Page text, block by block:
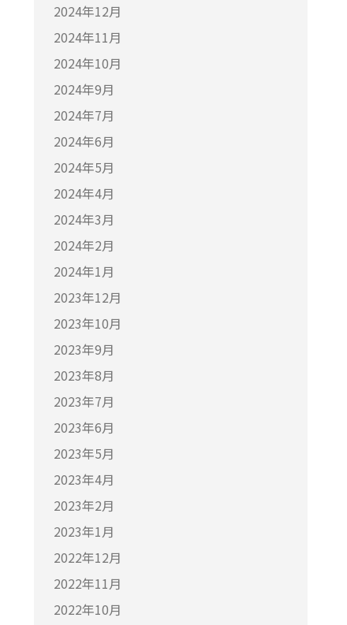
2024年12月
2024年11月
2024年10月
2024年9月
2024年7月
2024年6月
2024年5月
2024年4月
2024年3月
2024年2月
2024年1月
2023年12月
2023年10月
2023年9月
2023年8月
2023年7月
2023年6月
2023年5月
2023年4月
2023年2月
2023年1月
2022年12月
2022年11月
2022年10月